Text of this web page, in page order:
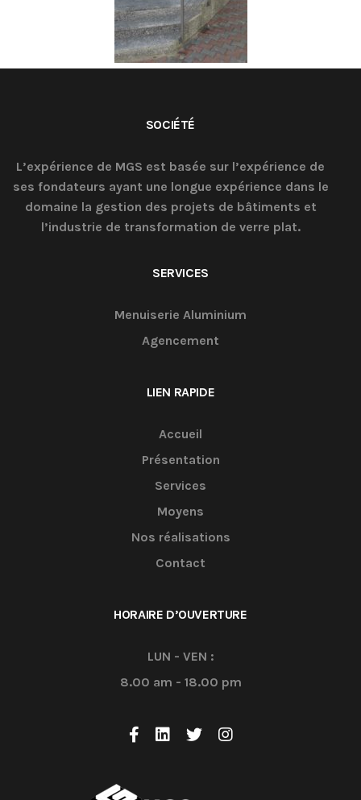
SOCIÉTÉ
L’expérience de MGS est basée sur l’expérience de
ses fondateurs ayant une longue expérience dans le
domaine la gestion des projets de bâtiments et
l’industrie de transformation de verre plat.
SERVICES
Menuiserie Aluminium
Agencement
LIEN RAPIDE
Accueil
Présentation
Services
Moyens
Nos réalisations
Contact
HORAIRE D’OUVERTURE
LUN - VEN :
8.00 am - 18.00 pm